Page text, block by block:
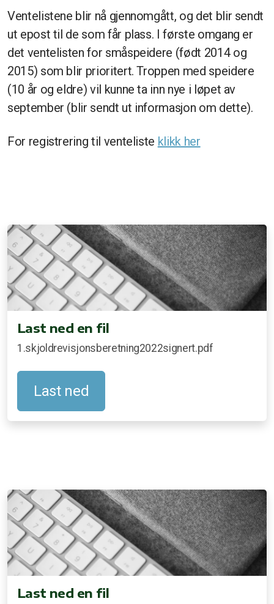
Ventelistene blir nå gjennomgått, og det blir sendt
ut epost til de som får plass. I første omgang er
det ventelisten for småspeidere (født 2014 og
2015) som blir prioritert. Troppen med speidere
(10 år og eldre) vil kunne ta inn nye i løpet av
september (blir sendt ut informasjon om dette).
For registrering til venteliste klikk her
Last ned en fil
1.skjoldrevisjonsberetning2022signert.pdf
Last ned
Last ned en fil